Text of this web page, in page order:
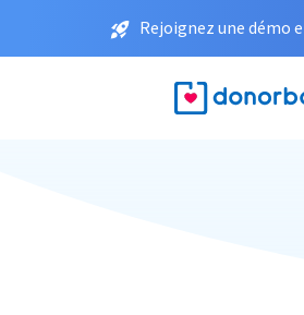
Rejoignez une démo